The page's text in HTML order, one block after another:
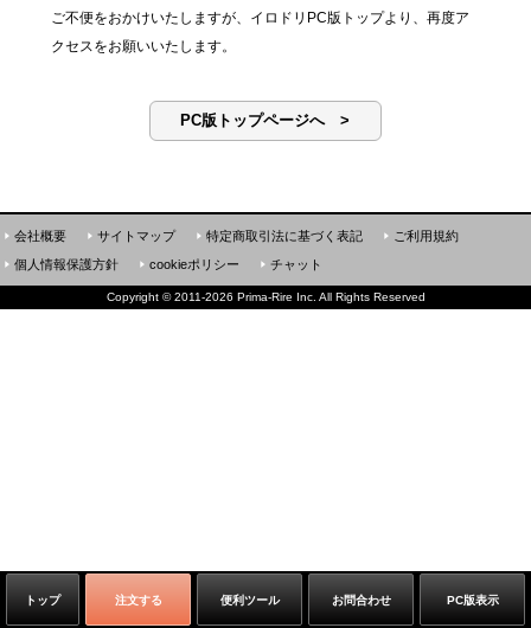
ご不便をおかけいたしますが、イロドリPC版トップより、再度ア
クセスをお願いいたします。
PC版トップページへ >
トップ 注文する 便利ツール お問合わせ PC版表示
会社概要 サイトマップ 特定商取引法に基づく表記
ご利用規約
個人情報保護方針
cookieポリシー チャット
Copyright ©2011-2026 Prima-Rire Inc. All Rights Reserved